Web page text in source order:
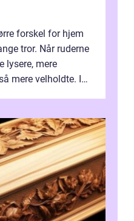
forskel for hjem
tror. Når ruderne
lysere, mere
mere velholdte. I